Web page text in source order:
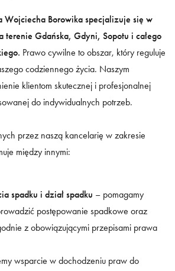
Wojciecha Borowika specjalizuje się w
terenie Gdańska, Gdyni, Sopotu i całego
Prawo cywilne to obszar, który reguluje
codziennego życia. Naszym
klientom skutecznej i profesjonalnej
do indywidualnych potrzeb.
przez naszą kancelarię w zakresie
między innymi:
spadku i dział spadku – pomagamy
postępowanie spadkowe oraz
z obowiązującymi przepisami prawa
wsparcie w dochodzeniu praw do